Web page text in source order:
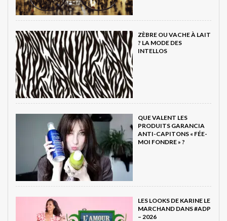
ZÈBRE OU VACHE À LAIT
? LA MODE DES
INTELLOS
QUE VALENT LES
PRODUITS GARANCIA
ANTI-CAPITONS « FÉE-
MOI FONDRE » ?
LES LOOKS DE KARINE LE
MARCHAND DANS #ADP
– 2026